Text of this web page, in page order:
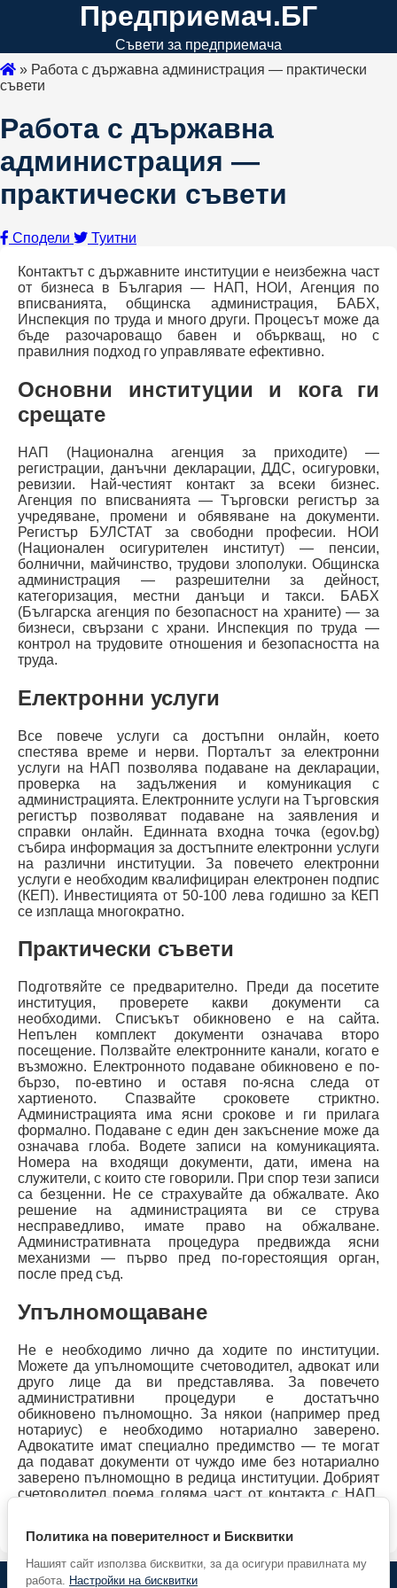
Предприемач.БГ
Съвети за предприемача
» Работа с държавна администрация — практически
съвети
Работа с държавна
администрация —
практически съвети
Сподели Туитни
Контактът с държавните институции е неизбежна част
от бизнеса в България — НАП, НОИ, Агенция по
вписванията, общинска администрация, БАБХ,
Инспекция по труда и много други. Процесът може да
бъде разочароващо бавен и объркващ, но с
правилния подход го управлявате ефективно.
Основни институции и кога ги
срещате
НАП (Национална агенция за приходите) —
регистрации, данъчни декларации, ДДС, осигуровки,
ревизии. Най-честият контакт за всеки бизнес.
Агенция по вписванията — Търговски регистър за
учредяване, промени и обявяване на документи.
Регистър БУЛСТАТ за свободни професии. НОИ
(Национален осигурителен институт) — пенсии,
болнични, майчинство, трудови злополуки. Общинска
администрация — разрешителни за дейност,
категоризация, местни данъци и такси. БАБХ
(Българска агенция по безопасност на храните) — за
бизнеси, свързани с храни. Инспекция по труда —
контрол на трудовите отношения и безопасността на
труда.
Електронни услуги
Все повече услуги са достъпни онлайн, което
спестява време и нерви. Порталът за електронни
услуги на НАП позволява подаване на декларации,
проверка на задължения и комуникация с
администрацията. Електронните услуги на Търговския
регистър позволяват подаване на заявления и
справки онлайн. Единната входна точка (egov.bg)
събира информация за достъпните електронни услуги
на различни институции. За повечето електронни
услуги е необходим квалифициран електронен подпис
(КЕП). Инвестицията от 50-100 лева годишно за КЕП
се изплаща многократно.
Практически съвети
Подготвяйте се предварително. Преди да посетите
институция, проверете какви документи са
необходими. Списъкът обикновено е на сайта.
Непълен комплект документи означава второ
посещение. Ползвайте електронните канали, когато е
възможно. Електронното подаване обикновено е по-
бързо, по-евтино и оставя по-ясна следа от
хартиеното. Спазвайте сроковете стриктно.
Администрацията има ясни срокове и ги прилага
формално. Подаване с един ден закъснение може да
означава глоба. Водете записи на комуникацията.
Номера на входящи документи, дати, имена на
служители, с които сте говорили. При спор тези записи
са безценни. Не се страхувайте да обжалвате. Ако
решение на администрацията ви се струва
несправедливо, имате право на обжалване.
Административната процедура предвижда ясни
механизми — първо пред по-горестоящия орган,
после пред съд.
Упълномощаване
Не е необходимо лично да ходите по институции.
Можете да упълномощите счетоводител, адвокат или
друго лице да ви представлява. За повечето
административни процедури е достатъчно
обикновено пълномощно. За някои (например пред
нотариус) е необходимо нотариално заверено.
Адвокатите имат специално предимство — те могат
да подават документи от чуждо име без нотариално
заверено пълномощно в редица институции. Добрият
счетоводител поема голяма част от контакта с НАП,
Политика на поверителност и Бисквитки
Нашият сайт използва бисквитки, за да осигури правилната му
работа. Настройки на бисквитки